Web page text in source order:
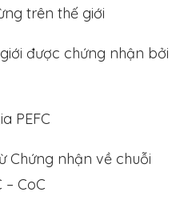
trên thế giới
được chứng nhận bởi
PEFC
Chứng nhận về chuỗi
CoC